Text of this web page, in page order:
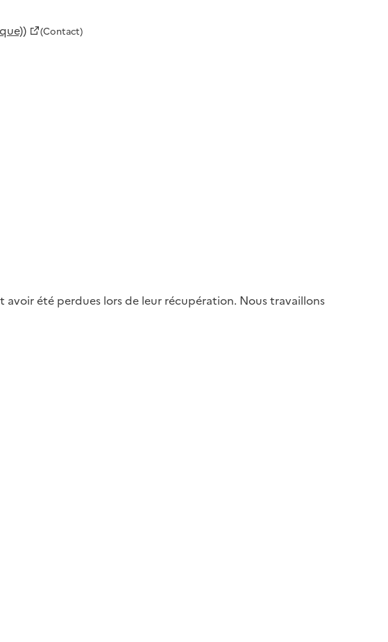
(Contact)
été perdues lors de leur récupération. Nous travaillons